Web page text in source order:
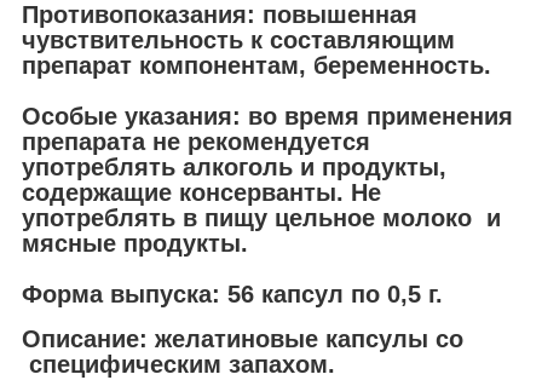
Противопоказания: повышенная
чувствительность к составляющим
препарат компонентам, беременность.
Особые указания: во время применения
препарата не рекомендуется
употреблять алкоголь и продукты,
содержащие консерванты. Не
употреблять в пищу цельное молоко и
мясные продукты.
Форма выпуска: 56 капсул по 0,5 г.
Описание: желатиновые капсулы со
специфическим запахом.